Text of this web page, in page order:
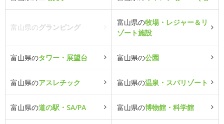
富山県のグランピング
富山県の牧場・レジャー＆リ
ゾート施設
富山県のタワー・展望台 富山県の公園
富山県のアスレチック 富山県の温泉・スパリゾート
富山県の道の駅・SA/PA 富山県の博物館・科学館